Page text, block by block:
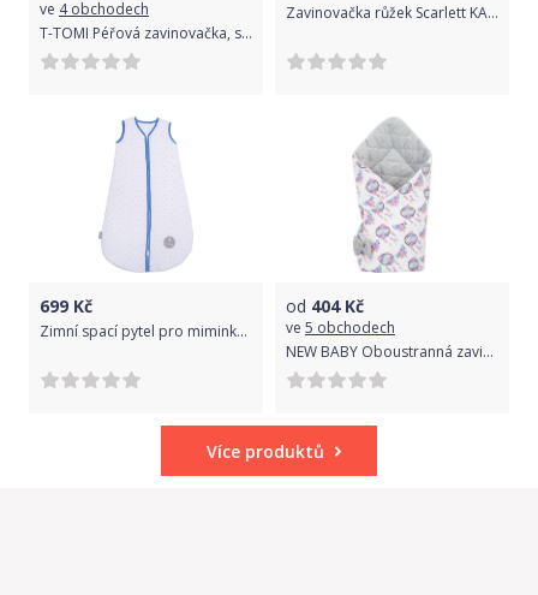
ve 4 obchodech
T-TOMI Péřová zavinovačka, swan lake
Zavinovačka růžek Scarlett KATKA - béžová
699 Kč
Zimní spací pytel pro miminko, L (12 - 18 měsíců)
od 404Kč
ve 5 obchodech
NEW BABY Oboustranná zavinovačka z Velvet New Baby 75x75 cm lapač snů šedá
Více produktů